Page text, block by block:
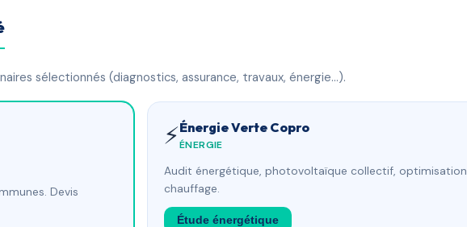
sélectionnés (diagnostics, assurance, travaux, énergie…).
Devis
⚡Énergie Verte Copro
ÉNERGIE
Audit énergétique, photovoltaïque collectif, optimisation
chauffage.
Étude énergétique